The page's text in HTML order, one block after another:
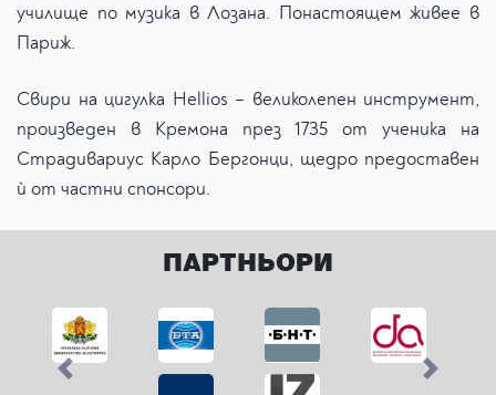
училище по музика в Лозана. Понастоящем живее в
Париж.
Свири на цигулка Hellios – великолепен инструмент,
произведен в Кремона през 1735 от ученика на
Страдивариус Карло Бергонци, щедро предоставен
ѝ от частни спонсори.
ПАРТНЬОРИ
Previous Next